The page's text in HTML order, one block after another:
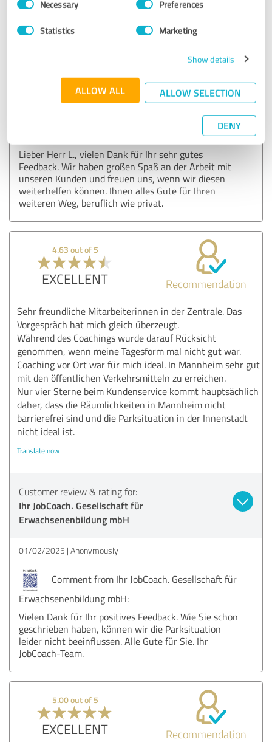
SelectionNecessary Preferences
Statistics Marketing
Show details
ALLOW ALL ALLOW SELECTION
DENY
Customer review & rating for:
Martin L.
Comment from Ihr JobCoach. Gesellschaft für
Lieber Herr L., vielen Dank für Ihr sehr gutes
Feedback. Wir haben großen Spaß an der Arbeit mit
unseren Kunden und freuen uns, wenn wir diesen
weiterhelfen können. Ihnen alles Gute für Ihren
weiteren Weg, beruflich wie privat.
4.63 out of 5
EXCELLENT Recommendation
Sehr freundliche Mitarbeiterinnen in der Zentrale. Das
Vorgespräch hat mich gleich überzeugt.
Während des Coachings wurde darauf Rücksicht
genommen, wenn meine Tagesform mal nicht gut war.
Coaching vor Ort war für mich ideal. In Mannheim sehr gut
mit den öffentlichen Verkehrsmitteln zu erreichen.
Nur vier Sterne beim Kundenservice kommt hauptsächlich
daher, dass die Räumlichkeiten in Mannheim nicht
barrierefrei sind und die Parksituation in der Innenstadt
nicht ideal ist.
Translate now
Customer review & rating for:
Ihr JobCoach. Gesellschaft für
Erwachsenenbildung mbH
01/02/2025 Anonymously
Comment from Ihr JobCoach. Gesellschaft für
Erwachsenenbildung mbH:
Vielen Dank für Ihr positives Feedback. Wie Sie schon
geschrieben haben, können wir die Parksituation
leider nicht beeinflussen. Alle Gute für Sie. Ihr
JobCoach-Team.
5.00 out of 5
EXCELLENT Recommendation